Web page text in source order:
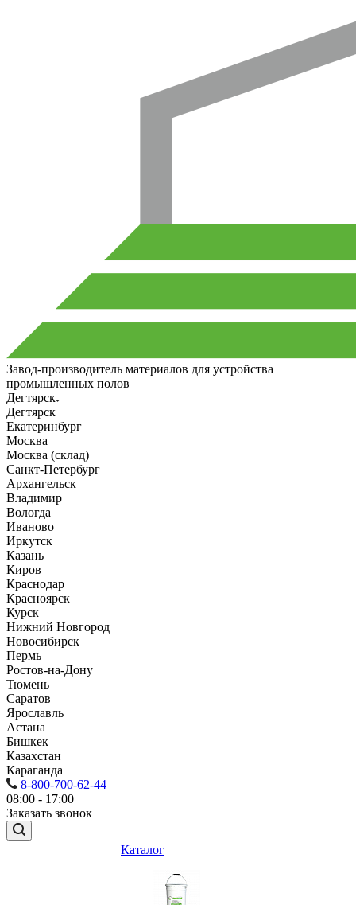
Завод-производитель материалов для устройства
промышленных полов
Дегтярск
Дегтярск
Екатеринбург
Москва
Москва (склад)
Санкт-Петербург
Архангельск
Владимир
Вологда
Иваново
Иркутск
Казань
Киров
Краснодар
Красноярск
Курск
Нижний Новгород
Новосибирск
Пермь
Ростов-на-Дону
Тюмень
Саратов
Ярославль
Астана
Бишкек
Казахстан
Караганда
8-800-700-62-44
08:00 - 17:00
Заказать звонок
Каталог